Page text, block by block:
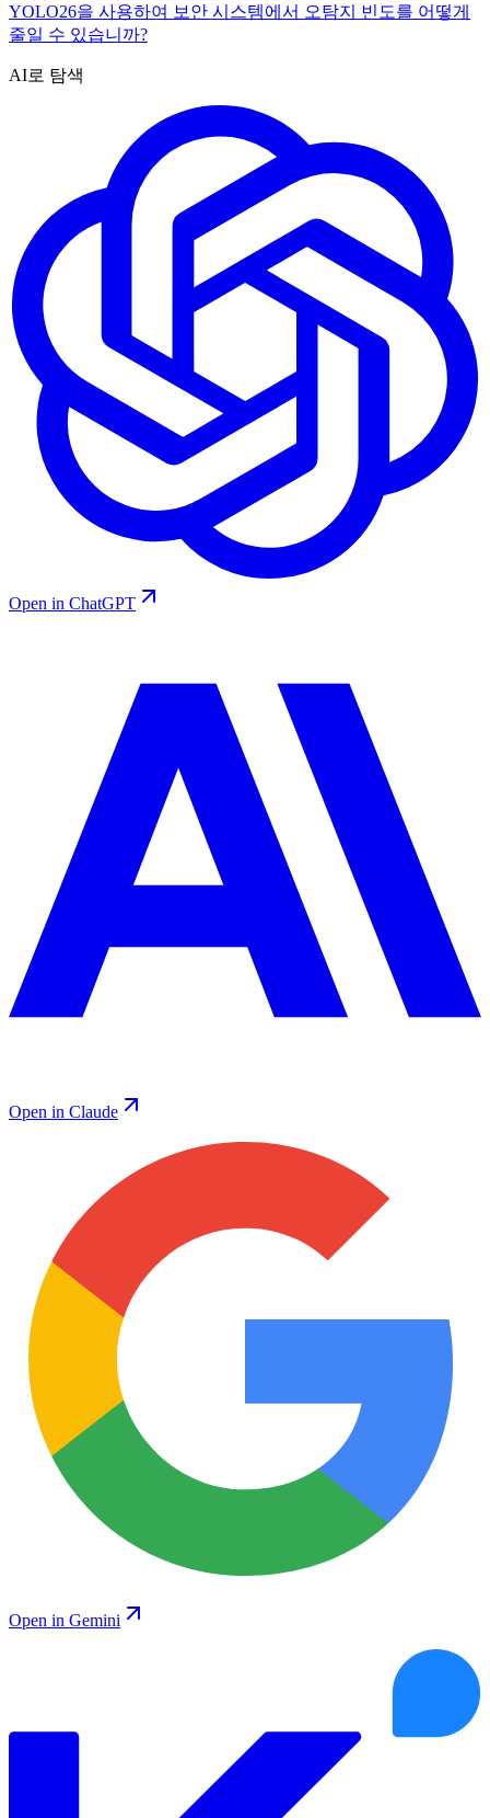
YOLO26을 사용하여 보안 시스템에서 오탐지 빈도를 어떻게
줄일 수 있습니까?
AI로 탐색
Open in ChatGPT
Open in Claude
Open in Gemini